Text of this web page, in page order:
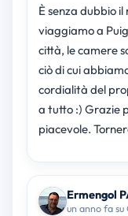
È senza dubbio
viaggiamo a
città, le camere
ciò di cui
cordialità del
a tutto :) Grazie
piacevole.
Ermengol
un anno fa su